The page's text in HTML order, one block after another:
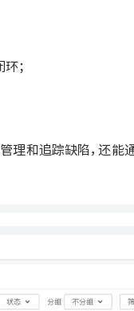
；
和追踪缺陷，还能